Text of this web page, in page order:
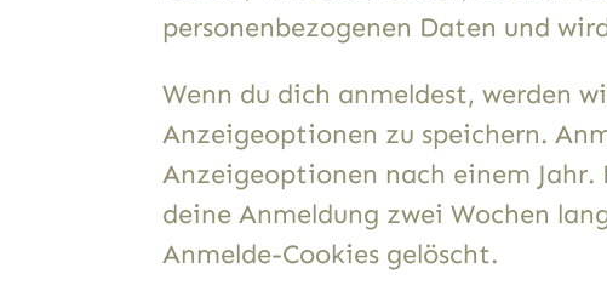
personenbezogenen Daten und
Wenn du dich anmeldest, werden
Anzeigeoptionen zu speichern.
Anzeigeoptionen nach einem Jahr.
deine Anmeldung zwei Wochen
Anmelde-Cookies gelöscht.